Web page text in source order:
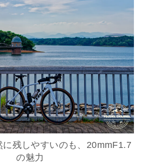
に残しやすいのも、20mmF1.7
の魅力